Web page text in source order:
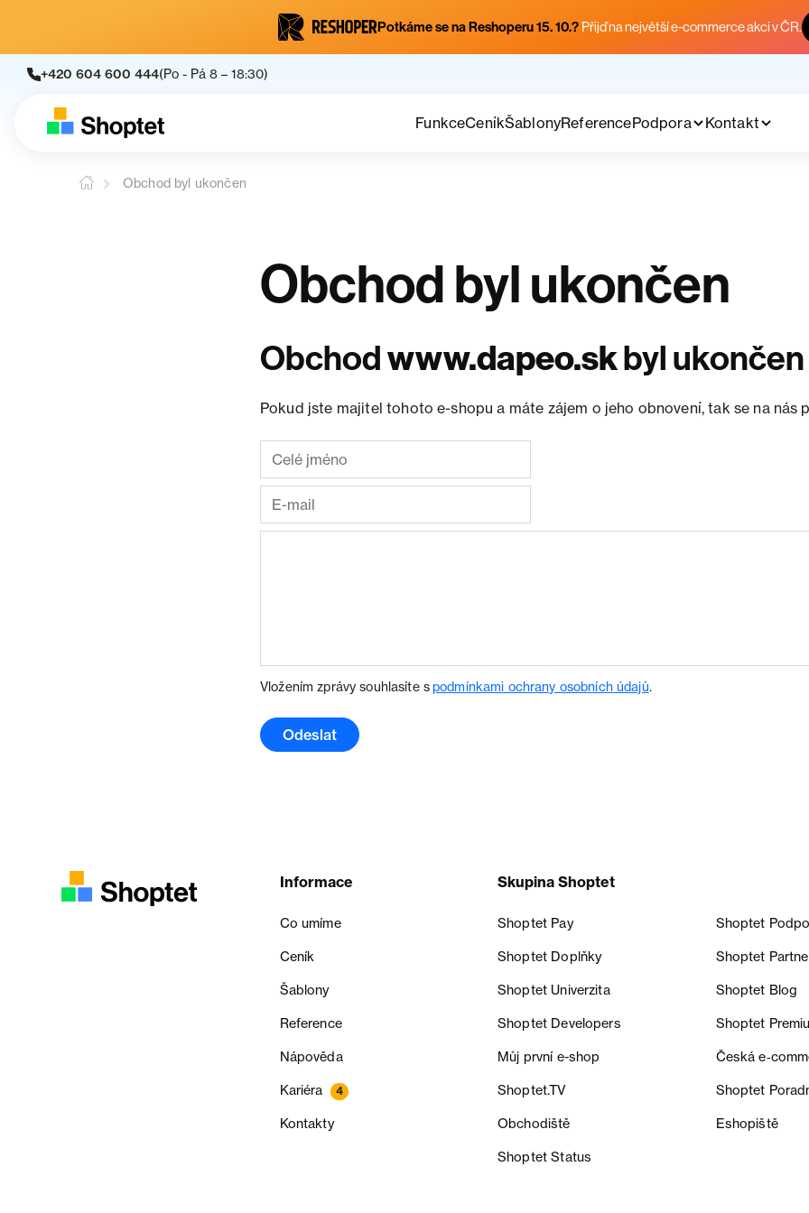
Potkáme se na Reshoperu 15. 10.? Přijď na největší e-commerce akci v ČR.
+420 604 600 444(Po - Pá 8 – 18:30)
FunkceCeníkŠablonyReferencePodpora Kontakt
Obchod byl ukončen
Obchod byl ukončen
Obchodwww.dapeo.skbyl ukončen
Pokud jste majitel tohoto e-shopu a máte zájem o jeho obnovení, tak se na nás
Vložením zprávy souhlasíte spodmínkami ochrany osobních údajů.
Odeslat
Informace
Co umíme
Ceník
Šablony
Reference
Nápověda
Kariéra 4
Kontakty
Skupina Shoptet
Shoptet Pay Shoptet
Shoptet Doplňky Shoptet
Shoptet Univerzita Shoptet Blog
Shoptet Developers Shoptet
Můj první e-shop Česká
Shoptet.TV Shoptet
Obchodiště Eshopiště
Shoptet Status